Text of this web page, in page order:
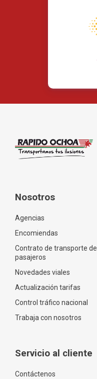
Nosotros
Agencias
Encomiendas
Contrato de transporte de
pasajeros
Novedades viales
Actualización tarifas
Control tráfico nacional
Trabaja con nosotros
Servicio al cliente
Contáctenos